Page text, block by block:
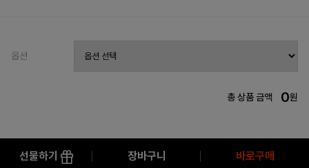
옵션
총 상품 금액 0원
선물하기 장바구니 바로구매